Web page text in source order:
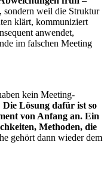
sondern weil die Struktur
klärt, kommuniziert
anwendet,
im falschen Meeting
kein Meeting-
Die Lösung dafür ist so
von Anfang an. Ein
Methoden, die
gehört dann wieder dem